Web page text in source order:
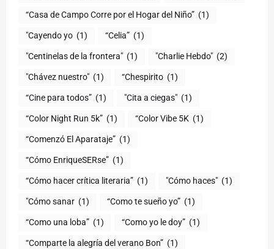
“Casa de Campo Corre por el Hogar del Niño” (1)
"Cayendo yo (1) (1)
"Centinelas de la frontera" (1) "Charlie Hebdo" (2)
"Chávez nuestro" (1) “Chespirito (1)
“Cine para todos” (1) "Cita a ciegas" (1)
“Color Night Run 5k” (1) “Color Vibe 5K (1)
“Comenzó El Aparataje” (1)
“Cómo EnriqueSERse” (1)
(1) "Cómo haces" (1)
"Cómo sanar (1) “Como te sueño yo” (1)
“Como una loba” (1) “Como yo le doy” (1)
“Comparte la alegría del verano Bon” (1)